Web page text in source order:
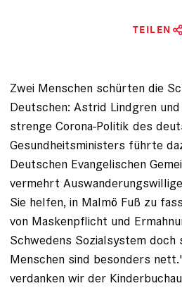
TEILEN
Zwei Menschen schürten die
Deutschen: Astrid Lindgren
strenge Corona-­Politik des
Gesundheitsministers führte
Deutschen Evangelischen
vermehrt
Sie helfen, in Malmö Fuß zu
von Maskenpflicht und
Schwedens Sozialsystem doch
Menschen sind besonders
verdanken wir der